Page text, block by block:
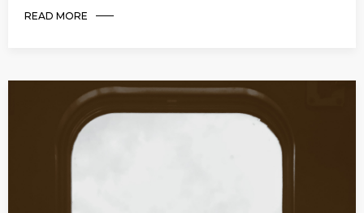
READ MORE